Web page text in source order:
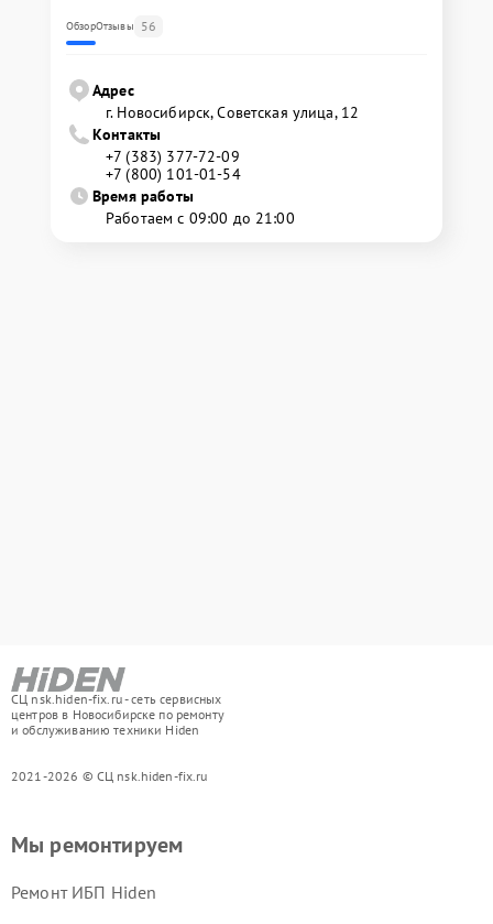
ОбзорОтзывы 56
Адрес
г. Новосибирск, Советская улица, 12
Контакты
+7 (383) 377-72-09
+7 (800) 101-01-54
Время работы
Работаем с 09:00 до 21:00
СЦ nsk.hiden-fix.ru - сеть сервисных
центров в Новосибирске по ремонту
и обслуживанию техники Hiden
2021-2026 © СЦ nsk.hiden-fix.ru
Мы ремонтируем
Ремонт ИБП Hiden